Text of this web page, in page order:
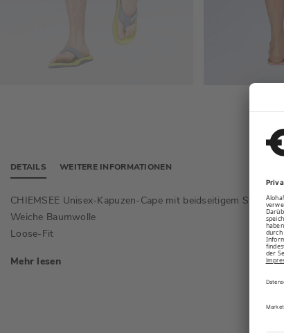
DETAILS
CHIEMSEE Unisex-Kapuzen-Cape mit beidseitigem Stick
Weiche Baumwolle
Loose-Fit
Mehr lesen
WEITERE INFORMATIONEN